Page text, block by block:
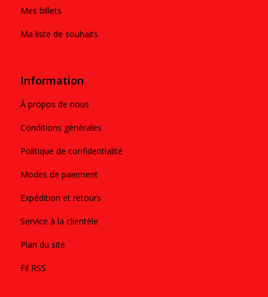
Mes billets
Ma liste de souhaits
Information
À propos de nous
Conditions générales
Politique de confidentialité
Modes de paiement
Expédition et retours
Service à la clientèle
Plan du site
Fil RSS